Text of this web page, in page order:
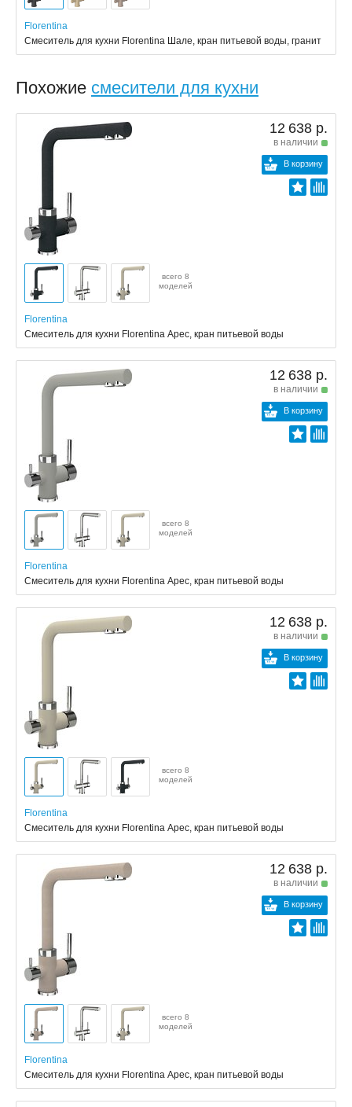
Florentina
Смеситель для кухни Florentina Шале, кран питьевой воды, гранит
Похожие смесители для кухни
12 638 р.
в наличии
В корзину
всего 8
моделей
Florentina
Смеситель для кухни Florentina Арес, кран питьевой воды
12 638 р.
в наличии
В корзину
всего 8
моделей
Florentina
Смеситель для кухни Florentina Арес, кран питьевой воды
12 638 р.
в наличии
В корзину
всего 8
моделей
Florentina
Смеситель для кухни Florentina Арес, кран питьевой воды
12 638 р.
в наличии
В корзину
всего 8
моделей
Florentina
Смеситель для кухни Florentina Арес, кран питьевой воды